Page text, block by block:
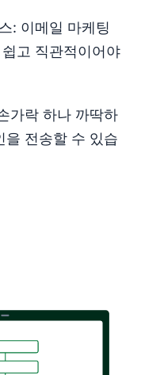
: 이메일 마케팅
고 직관적이어야
가락 하나 까딱하
을 전송할 수 있습